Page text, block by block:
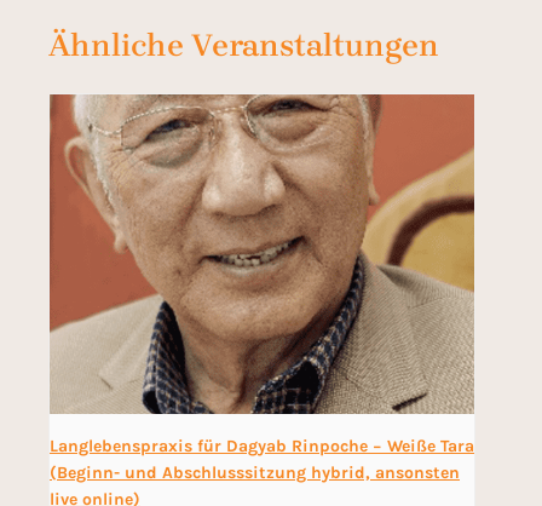
Ähnliche Veranstaltungen
Langlebenspraxis für Dagyab Rinpoche − Weiße Tara
(Beginn- und Abschlusssitzung hybrid, ansonsten
live online)